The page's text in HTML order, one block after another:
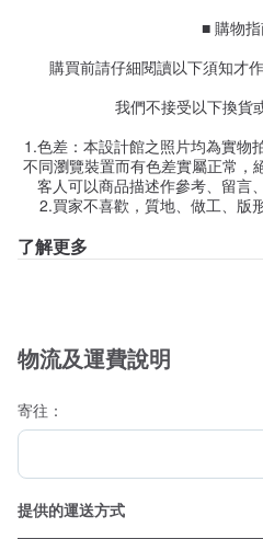
■ 購物
購買前請仔細閱讀以下須知才
我們不接受以下換貨
1.色差：本設計館之照片均為實物
不同瀏覽裝置而有色差實屬正常，
客人可以商品描述作參考、留言
2.買家不喜歡，質地、做工、版
了解更多
物流及運費說明
寄往：
提供的運送方式